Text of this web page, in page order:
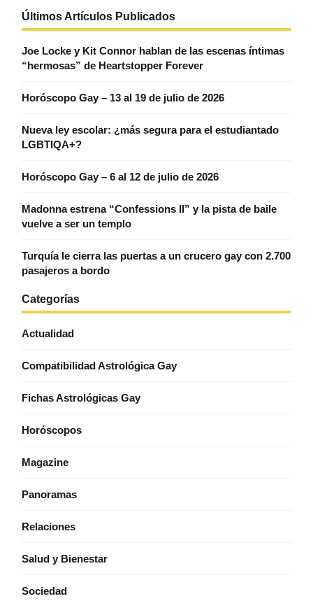
Últimos Artículos Publicados
Joe Locke y Kit Connor hablan de las escenas íntimas
“hermosas” de Heartstopper Forever
Horóscopo Gay – 13 al 19 de julio de 2026
Nueva ley escolar: ¿más segura para el estudiantado
LGBTIQA+?
Horóscopo Gay – 6 al 12 de julio de 2026
Madonna estrena “Confessions II” y la pista de baile
vuelve a ser un templo
Turquía le cierra las puertas a un crucero gay con 2.700
pasajeros a bordo
Categorías
Actualidad
Compatibilidad Astrológica Gay
Fichas Astrológicas Gay
Horóscopos
Magazine
Panoramas
Relaciones
Salud y Bienestar
Sociedad